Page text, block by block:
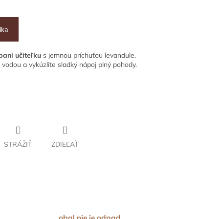
učiteľku s jemnou príchuťou levandule.
a vykúzlite sladký nápoj plný pohody.
STRÁŽIŤ ZDIEĽAŤ